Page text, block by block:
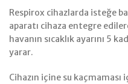
Respirox cihazlarda isteğe
aparatı cihaza entegre
havanın sıcaklık ayarını 5
yarar.
Cihazın içine su kaçmaması